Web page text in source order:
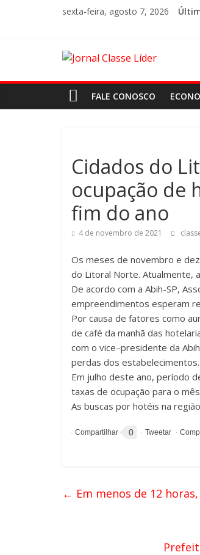
sexta-feira, agosto 7, 2026
FALE CONOSCO
Cidados do
ocupação de
fim do ano
4 de novembro de 2021
Os meses de novembro e
do Litoral Norte. Atualmente,
De acordo com a Abih-SP,
empreendimentos esperam
Por causa de fatores como
de café da manhã das
com o vice–presidente da
perdas dos estabelecimentos.
Em julho deste ano, período
taxas de ocupação para o
As buscas por hotéis na
0
← Em menos de 12